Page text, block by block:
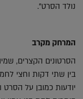
נולד הסרט".
המרחק מקרב
הסרטונים הקצרים,
בין שתי דקות וחצי
יודעות כמובן על